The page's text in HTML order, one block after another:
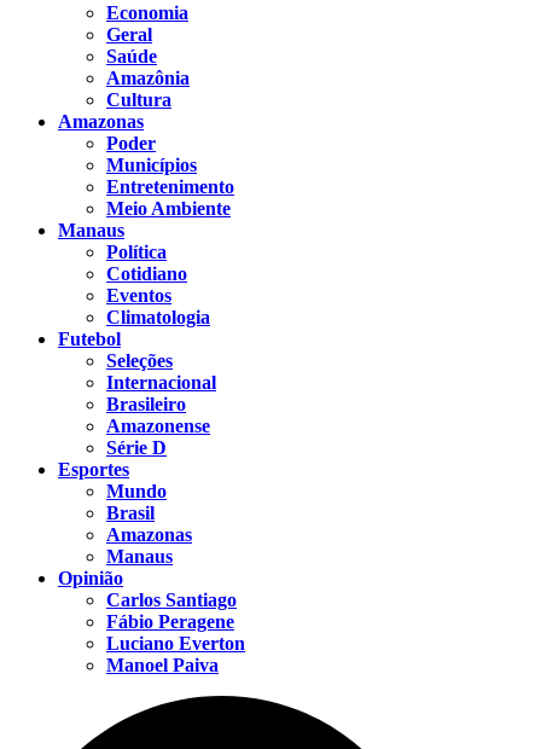
Economia
Geral
Saúde
Amazônia
Cultura
Amazonas
Poder
Municípios
Entretenimento
Meio Ambiente
Manaus
Política
Cotidiano
Eventos
Climatologia
Futebol
Seleções
Internacional
Brasileiro
Amazonense
Série D
Esportes
Mundo
Brasil
Amazonas
Manaus
Opinião
Carlos Santiago
Fábio Peragene
Luciano Everton
Manoel Paiva